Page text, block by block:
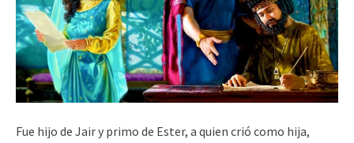
Fue hijo de Jair y primo de Ester, a quien crió como hija,